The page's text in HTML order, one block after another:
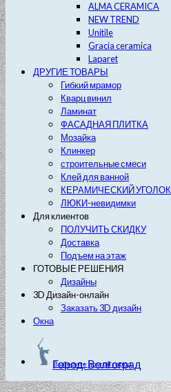
ALMA CERAMICA
NEW TREND
Unitile
Gracia ceramica
Laparet
ДРУГИЕ ТОВАРЫ
Гибкий мрамор
Кварц винил
Ламинат
ФАСАДНАЯ ПЛИТКА
Мозайка
Клинкер
строительные смеси
Клей для ванной
КЕРАМИЧЕСКИЙ УГОЛОК
ЛЮКИ-невидимки
Для клиентов
ПОЛУЧИТЬ СКИДКУ
Доставка
Подъем на этаж
ГОТОВЫЕ РЕШЕНИЯ
Дизайны
3D Дизайн-онлайн
Заказать 3D дизайн
Окна
Город: Волгоград
Выберите другой город